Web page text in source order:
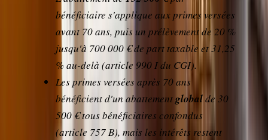
bénéficiaire s'applique aux primes versées
avant 70 ans, puis un prélèvement de 20 %
jusqu'à 700 000 € de part taxable et 31,25
% au-delà (article 990 I du CGI).
Les primes versées après 70 ans
bénéficient d'un abattementglobalde 30
500 € tous bénéficiaires confondus
(article 757 B), mais les intérêts restent